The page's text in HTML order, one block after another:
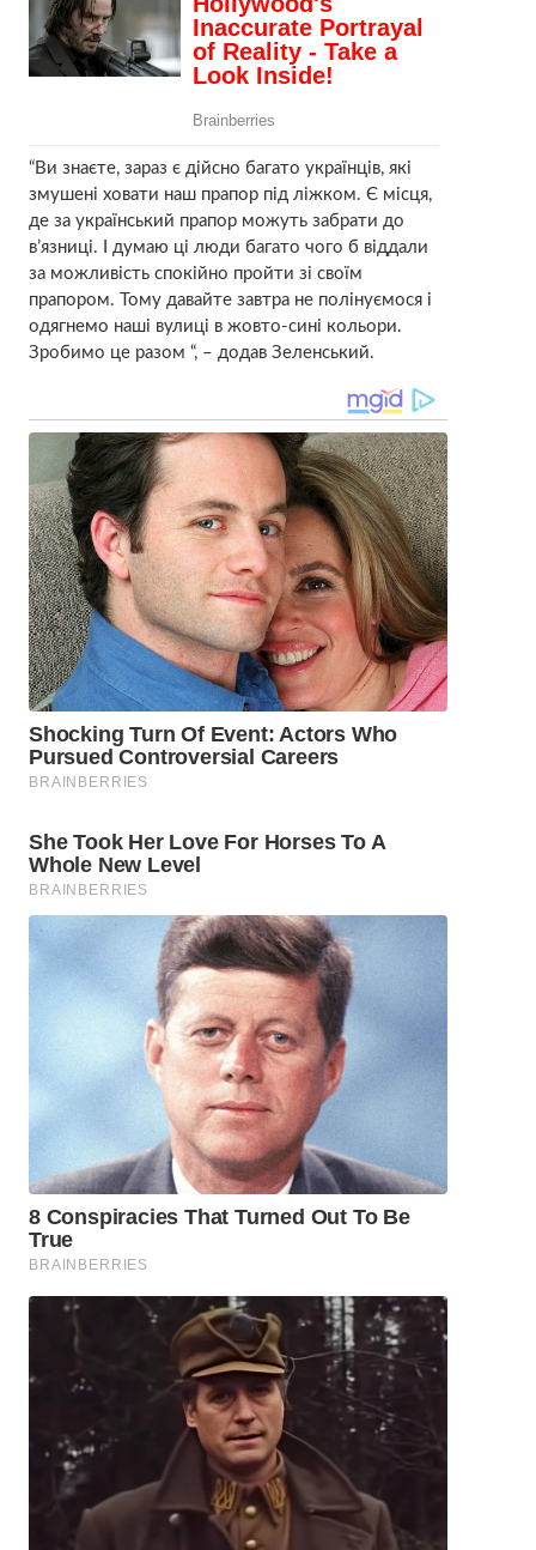
“Ви знаєте, зараз є дійсно багато українців, які
змушені ховати наш прапор під ліжком. Є місця,
де за український прапор можуть забрати до
в’язниці. І думаю ці люди багато чого б віддали
за можливість спокійно пройти зі своїм
прапором. Тому давайте завтра не полінуємося і
одягнемо наші вулиці в жовто-сині кольори.
Зробимо це разом “, – додав Зеленський.